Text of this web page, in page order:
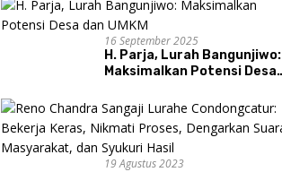
16 September 2025
H. Parja, Lurah Bangunjiwo:
Maksimalkan Potensi Desa
19 Agustus 2023